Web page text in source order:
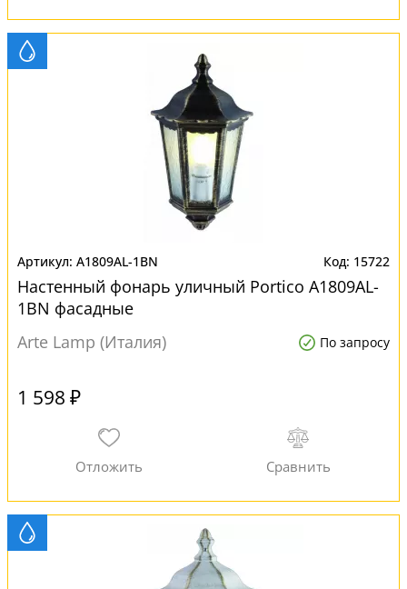
A1809AL-1BN 15722
Настенный фонарь уличный Portico A1809AL-
1BN фасадные
Arte Lamp (Италия)
По запросу
1 598 ₽